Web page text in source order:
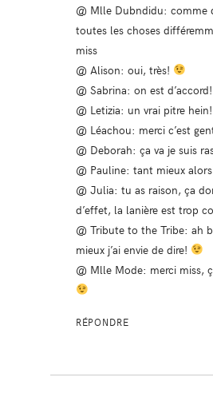
@ Mlle Dubndidu: comme
toutes les choses
miss
@ Alison: oui, très!
@ Sabrina: on est d’accord!
@ Letizia: un vrai pitre
@ Léachou: merci c’est
@ Deborah: ça va je suis
@ Pauline: tant mieux
@ Julia: tu as raison, ça
d’effet, la lanière est trop
@ Tribute to the Tribe: ah
mieux j’ai envie de dire!
@ Mlle Mode: merci miss,
RÉPONDRE